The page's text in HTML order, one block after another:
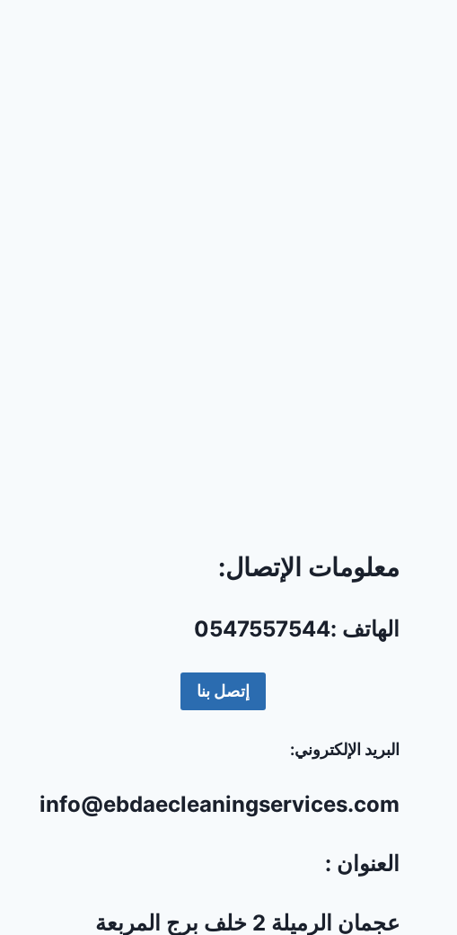
معلومات الإتصال:
الهاتف :0547557544
إتصل بنا
البريد الإلكتروني:
info@ebdaecleaningservices.com
العنوان :
عجمان الرميلة 2 خلف برج المربعة